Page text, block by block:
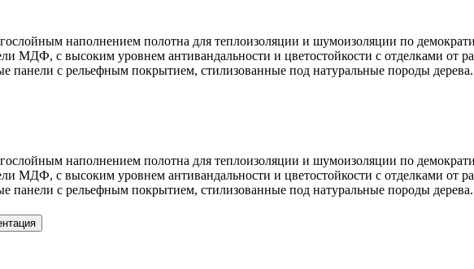
наполнением полотна для теплоизоляции и шумоизоляции по
МДФ, с высоким уровнем антивандальности и цветостойкости с отделками от
панели с рельефным покрытием, стилизованные под натуральные породы дерева.
наполнением полотна для теплоизоляции и шумоизоляции по
МДФ, с высоким уровнем антивандальности и цветостойкости с отделками от
панели с рельефным покрытием, стилизованные под натуральные породы дерева.